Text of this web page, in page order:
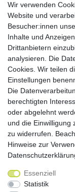
Unsere
Montag -
Versandkosten
Versandarten
Insellieferung
Widerrufs­recht
Wir verwenden
Website und
Besucher:innen
Inhalte und
Drittanbietern
analysieren. Die
Cookies. Wir teilen
Einstellungen
Die
berechtigten
oder abgelehnt
und die Einwilligung
zu widerrufen.
Hinweise zur
Essenziell
Statistik